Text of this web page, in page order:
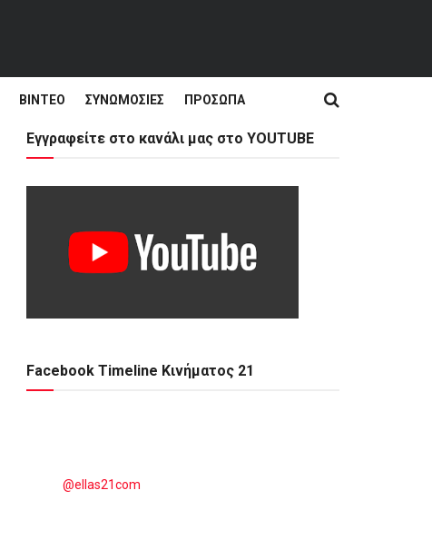
ΒΊΝΤΕΟ ΣΥΝΩΜΟΣΊΕΣ ΠΡΌΣΩΠΑ
Εγγραφείτε στο κανάλι μας στο YOUTUBE
Facebook Timeline Κινήματος 21
@ellas21com